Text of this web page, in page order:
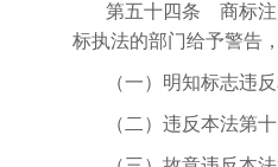
第五十四条 商标注
标执法的部门给予警告
（一）明知标志违
（二）违反本法第